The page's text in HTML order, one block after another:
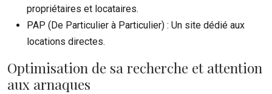
propriétaires et locataires.
PAP (De Particulier à Particulier) : Un site dédié aux
locations directes.
Optimisation de sa recherche et attention
aux arnaques